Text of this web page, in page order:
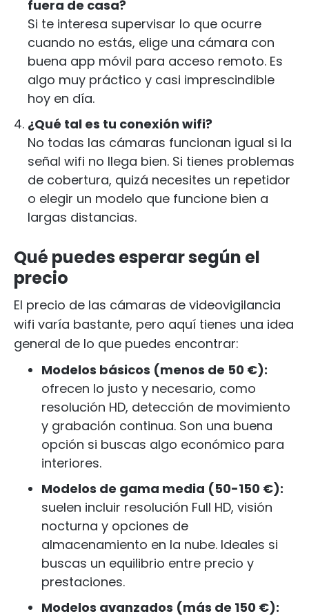
fuera de casa?
Si te interesa supervisar lo que ocurre
cuando no estás, elige una cámara con
buena app móvil para acceso remoto. Es
algo muy práctico y casi imprescindible
hoy en día.
¿Qué tal es tu conexión wifi?
No todas las cámaras funcionan igual si la
señal wifi no llega bien. Si tienes problemas
de cobertura, quizá necesites un repetidor
o elegir un modelo que funcione bien a
largas distancias.
Qué puedes esperar según el
precio
El precio de las cámaras de videovigilancia
wifi varía bastante, pero aquí tienes una idea
general de lo que puedes encontrar:
Modelos básicos (menos de 50 €):
ofrecen lo justo y necesario, como
resolución HD, detección de movimiento
y grabación continua. Son una buena
opción si buscas algo económico para
interiores.
Modelos de gama media (50-150 €):
suelen incluir resolución Full HD, visión
nocturna y opciones de
almacenamiento en la nube. Ideales si
buscas un equilibrio entre precio y
prestaciones.
Modelos avanzados (más de 150 €):